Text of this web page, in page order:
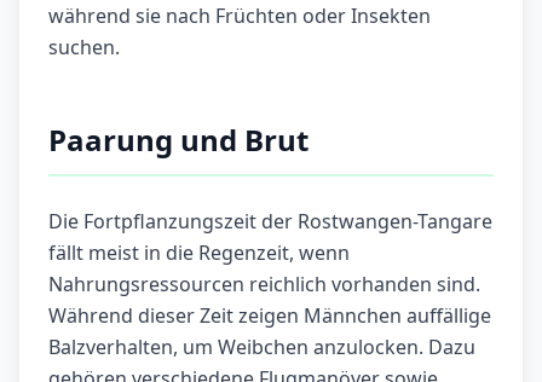
während sie nach Früchten oder Insekten
suchen.
Paarung und Brut
Die Fortpflanzungszeit der Rostwangen-Tangare
fällt meist in die Regenzeit, wenn
Nahrungsressourcen reichlich vorhanden sind.
Während dieser Zeit zeigen Männchen auffällige
Balzverhalten, um Weibchen anzulocken. Dazu